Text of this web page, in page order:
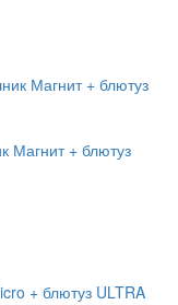
Магнит + блютуз